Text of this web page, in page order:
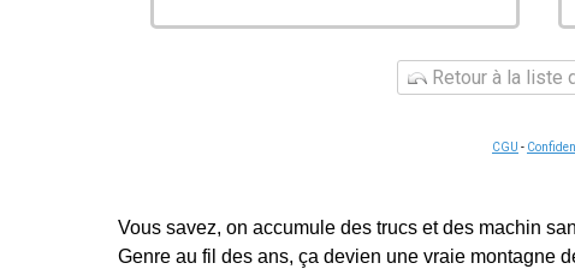
Retour à la liste
CGU -
Vous savez, on accumule des trucs et des machin
Genre au fil des ans, ça devien une vraie montagne